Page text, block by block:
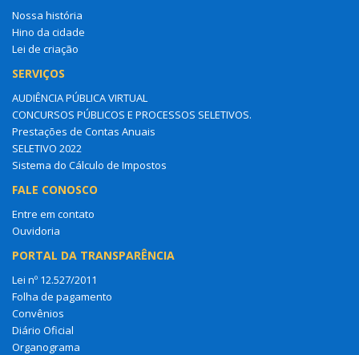
Nossa história
Hino da cidade
Lei de criação
SERVIÇOS
AUDIÊNCIA PÚBLICA VIRTUAL
CONCURSOS PÚBLICOS E PROCESSOS SELETIVOS.
Prestações de Contas Anuais
SELETIVO 2022
Sistema do Cálculo de Impostos
FALE CONOSCO
Entre em contato
Ouvidoria
PORTAL DA TRANSPARÊNCIA
Lei nº 12.527/2011
Folha de pagamento
Convênios
Diário Oficial
Organograma